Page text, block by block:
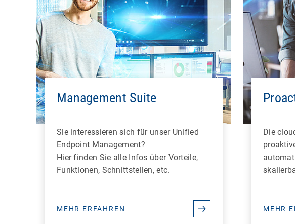
Management Suite
Sie interessieren sich für unser Unified
Endpoint Management?
Hier finden Sie alle Infos über Vorteile,
Funktionen, Schnittstellen, etc.
MEHR ERFAHREN
Die
MEHR